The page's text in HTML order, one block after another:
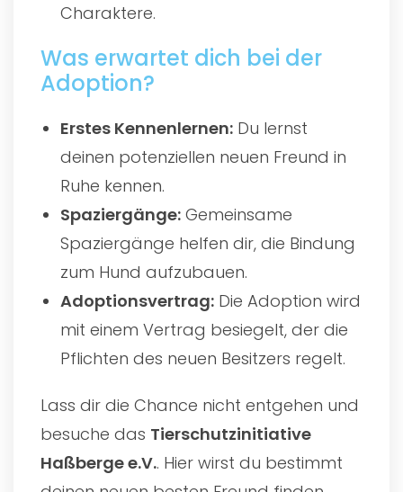
Charaktere.
Was erwartet dich bei der
Adoption?
Erstes Kennenlernen: Du lernst
deinen potenziellen neuen Freund in
Ruhe kennen.
Spaziergänge: Gemeinsame
Spaziergänge helfen dir, die Bindung
zum Hund aufzubauen.
Adoptionsvertrag: Die Adoption wird
mit einem Vertrag besiegelt, der die
Pflichten des neuen Besitzers regelt.
Lass dir die Chance nicht entgehen und
besuche das Tierschutzinitiative
Haßberge e.V.. Hier wirst du bestimmt